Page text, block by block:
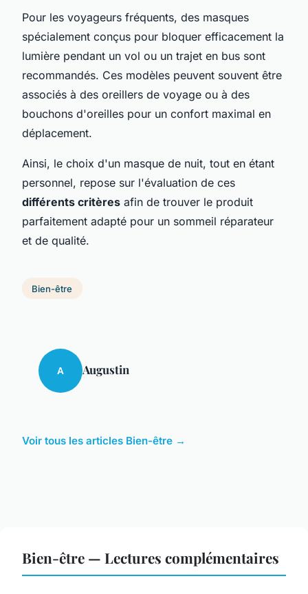
Pour les voyageurs fréquents, des masques
spécialement conçus pour bloquer efficacement la
lumière pendant un vol ou un trajet en bus sont
recommandés. Ces modèles peuvent souvent être
associés à des oreillers de voyage ou à des
bouchons d'oreilles pour un confort maximal en
déplacement.
Ainsi, le choix d'un masque de nuit, tout en étant
personnel, repose sur l'évaluation de ces
différents critères afin de trouver le produit
parfaitement adapté pour un sommeil réparateur
et de qualité.
Bien-être
A Augustin
Voir tous les articles Bien-être →
Bien-être — Lectures complémentaires